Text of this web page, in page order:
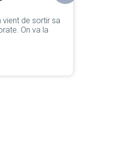
exige une
Intersyndical : Lire